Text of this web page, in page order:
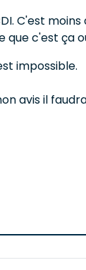
C'est
c'est ça
impossible.
avis il